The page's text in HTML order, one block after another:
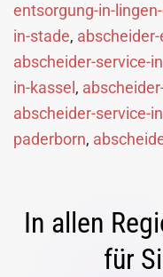
entsorgung-in-
in-stade,
abscheider-service-
in-kassel ,
abscheider-service-
paderborn,
In allen
für